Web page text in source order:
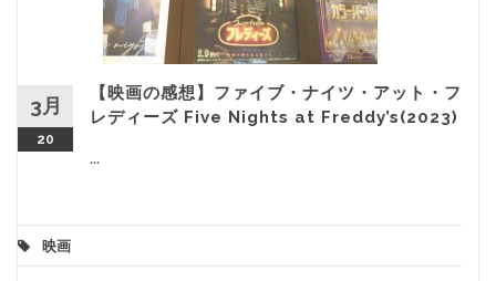
3月
20
【映画の感想】ファイブ・ナイツ・アット・フ
レディーズ Five Nights at Freddy’s(2023)
...
映画